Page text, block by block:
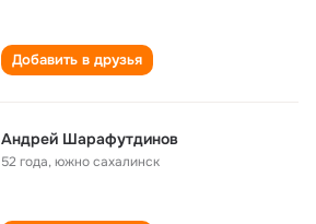
Добавить в друзья
Андрей Шарафутдинов
52 года,южно сахалинск